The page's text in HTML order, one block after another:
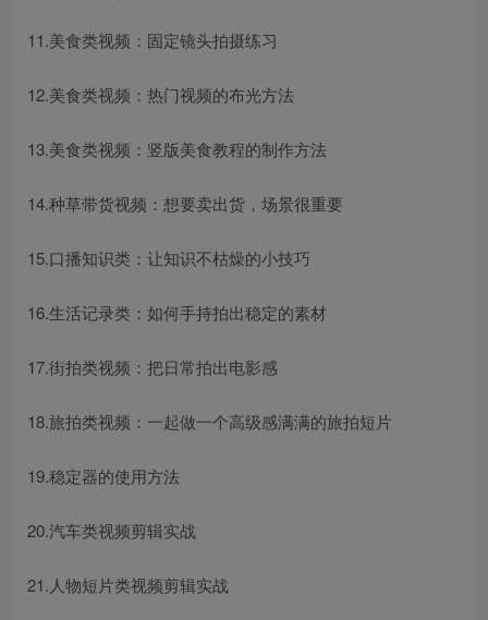
11.美食类视频：固定镜头拍摄练习
12.美食类视频：热门视频的布光方法
13.美食类视频：竖版美食教程的制作方法
14.种草带货视频：想要卖出货，场景很重要
15.口播知识类：让知识不枯燥的小技巧
16.生活记录类：如何手持拍出稳定的素材
17.街拍类视频：把日常拍出电影感
18.旅拍类视频：一起做一个高级感满满的旅拍短片
19.稳定器的使用方法
20.汽车类视频剪辑实战
21.人物短片类视频剪辑实战